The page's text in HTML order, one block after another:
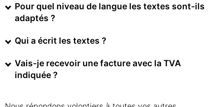
Pour quel niveau de langue les textes sont-ils
adaptés ?
Qui a écrit les textes ?
Vais-je recevoir une facture avec la TVA
indiquée ?